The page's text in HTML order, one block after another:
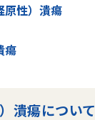
性）潰瘍
瘍
潰瘍について